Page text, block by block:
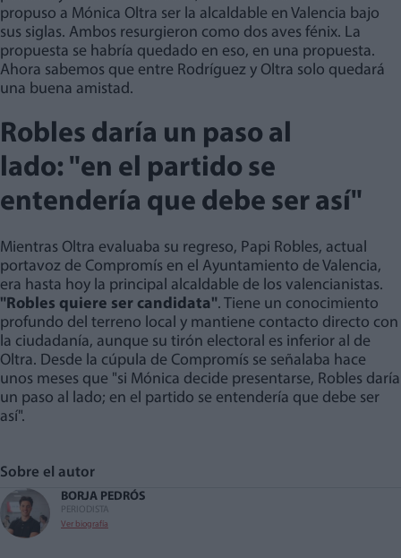
propuso a Mónica Oltra ser la alcaldable en Valencia bajo
sus siglas. Ambos resurgieron como dos aves fénix. La
propuesta se habría quedado en eso, en una propuesta.
Ahora sabemos que entre Rodríguez y Oltra solo quedará
una buena amistad.
Robles daría un paso al
lado: "en el partido se
entendería que debe ser así"
Mientras Oltra evaluaba su regreso, Papi Robles, actual
portavoz de Compromís en el Ayuntamiento de Valencia,
era hasta hoy la principal alcaldable de los valencianistas.
"Robles quiere ser candidata". Tiene un conocimiento
profundo del terreno local y mantiene contacto directo con
la ciudadanía, aunque su tirón electoral es inferior al de
Oltra. Desde la cúpula de Compromís se señalaba hace
unos meses que "si Mónica decide presentarse, Robles daría
un paso al lado; en el partido se entendería que debe ser
así".
Sobre el autor
BORJA PEDRÓS
PERIODISTA
Ver biografía